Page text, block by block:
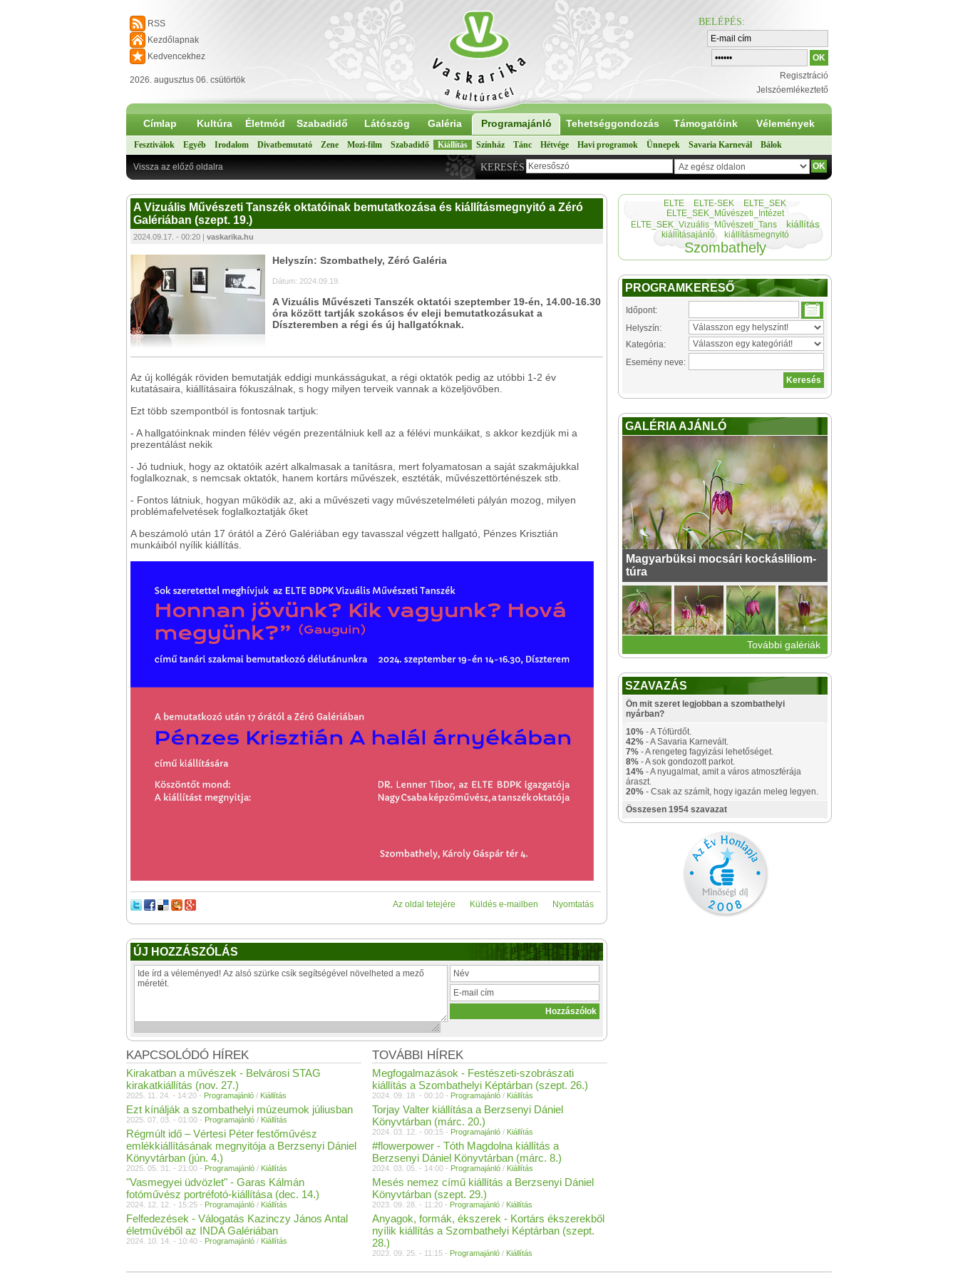
RSS
Kezdőlapnak
Kedvencekhez
2026. augusztus 06. csütörtök
BELÉPÉS:
Regisztráció
Jelszóemlékeztető
Címlap Kultúra Életmód Szabadidő Látószög Galéria Programajánló Tehetséggondozás Támogatóink Vélemények
Fesztiválok Egyéb Irodalom Divatbemutató Zene Mozi-film Szabadidő Kiállítás Színház Tánc Hétvége Havi programok Ünnepek Savaria Karnevál Bálok
KERESÉS
Vissza az előző oldalra
A Vizuális Művészeti Tanszék oktatóinak bemutatkozása és kiállításmegnyitó a Zéró
Galériában (szept. 19.)
2024.09.17. - 00:20 | vaskarika.hu
Helyszín: Szombathely, Zéró Galéria
Dátum: 2024.09.19.
A Vizuális Művészeti Tanszék oktatói szeptember 19-én, 14.00-16.30
óra között tartják szokásos év eleji bemutatkozásukat a
Díszteremben a régi és új hallgatóknak.
Az új kollégák röviden bemutatják eddigi munkásságukat, a régi oktatók pedig az utóbbi 1-2 év
kutatásaira, kiállításaira fókuszálnak, s hogy milyen terveik vannak a közeljövőben.
Ezt több szempontból is fontosnak tartjuk:
- A hallgatóinknak minden félév végén prezentálniuk kell az a félévi munkáikat, s akkor kezdjük mi a
prezentálást nekik
- Jó tudniuk, hogy az oktatóik azért alkalmasak a tanításra, mert folyamatosan a saját szakmájukkal
foglalkoznak, s nemcsak oktatók, hanem kortárs művészek, esztéták, művészettörténészek stb.
- Fontos látniuk, hogyan működik az, aki a művészeti vagy művészetelméleti pályán mozog, milyen
problémafelvetések foglalkoztatják őket
A beszámoló után 17 órától a Zéró Galériában egy tavasszal végzett hallgató, Pénzes Krisztián
munkáiból nyílik kiállítás.
Nyomtatás
Küldés e-mailben
Az oldal tetejére
ÚJ HOZZÁSZÓLÁS
TOVÁBBI HÍREK
Megfogalmazások - Festészeti-szobrászati
kiállítás a Szombathelyi Képtárban (szept. 26.)
2024. 09. 18. - 00:10 - Programajánló / Kiállítás
Torjay Valter kiállítása a Berzsenyi Dániel
Könyvtárban (márc. 20.)
2024. 03. 12. - 00:15 - Programajánló / Kiállítás
#flowerpower - Tóth Magdolna kiállítás a
Berzsenyi Dániel Könyvtárban (márc. 8.)
2024. 03. 05. - 14:00 - Programajánló / Kiállítás
Mesés nemez című kiállítás a Berzsenyi Dániel
Könyvtárban (szept. 29.)
2023. 09. 28. - 11:20 - Programajánló / Kiállítás
Anyagok, formák, ékszerek - Kortárs ékszerekből
nyílik kiállítás a Szombathelyi Képtárban (szept.
28.)
2023. 09. 25. - 11:15 - Programajánló / Kiállítás
KAPCSOLÓDÓ HÍREK
Kirakatban a művészek - Belvárosi STAG
kirakatkiállítás (nov. 27.)
2025. 11. 24. - 14:20 - Programajánló / Kiállítás
Ezt kínálják a szombathelyi múzeumok júliusban
2025. 07. 03. - 01:00 - Programajánló / Kiállítás
Régmúlt idő – Vértesi Péter festőművész
emlékkiállításának megnyitója a Berzsenyi Dániel
Könyvtárban (jún. 4.)
2025. 05. 31. - 21:00 - Programajánló / Kiállítás
"Vasmegyei üdvözlet" - Garas Kálmán
fotóművész portréfotó-kiállítása (dec. 14.)
2024. 12. 12. - 15:25 - Programajánló / Kiállítás
Felfedezések - Válogatás Kazinczy János Antal
életművéből az INDA Galériában
2024. 10. 14. - 10:40 - Programajánló / Kiállítás
ELTE ELTE-SEK
ELTE_SEK
ELTE_SEK_Művészeti_Intézet
ELTE_SEK_Vizuális_Művészeti_Tans
kiállítás
kiállításajánló kiállításmegnyitó
Szombathely
PROGRAMKERESŐ
Időpont:
Helyszín:
Kategória:
Esemény neve:
GALÉRIA AJÁNLÓ
Magyarbüksi mocsári kockásliliom-
túra
További galériák
SZAVAZÁS
Ön mit szeret legjobban a szombathelyi
nyárban?
10% - A Tófürdőt.
42% - A Savaria Karnevált.
7% - A rengeteg fagyizási lehetőséget.
8% - A sok gondozott parkot.
14% - A nyugalmat, amit a város atmoszférája
áraszt.
20% - Csak az számít, hogy igazán meleg legyen.
Összesen 1954 szavazat